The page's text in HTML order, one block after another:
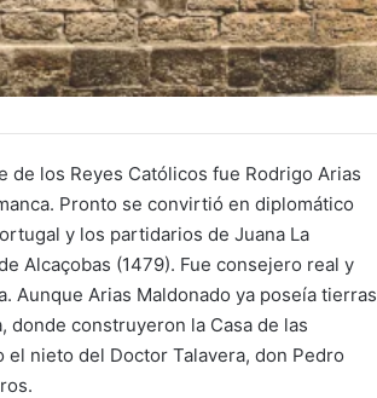
de los Reyes Católicos fue Rodrigo Arias
Pronto se convirtió en diplomático
y los partidarios de Juana La
Alcaçobas (1479). Fue consejero real y
Aunque Arias Maldonado ya poseía tierras
donde construyeron la Casa de las
el nieto del Doctor Talavera, don Pedro